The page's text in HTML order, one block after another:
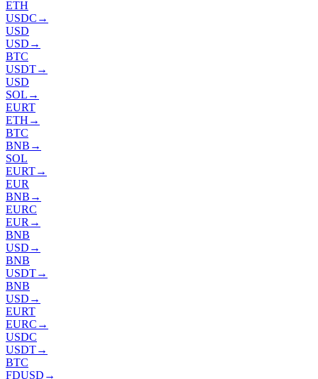
ETH
USDC →
USD
USD →
BTC
USDT→
USD
SOL →
EURT
ETH →
BTC
BNB →
SOL
EURT→
EUR
BNB →
EURC
EUR →
BNB
USD →
BNB
USDT→
BNB
USD →
EURT
EURC →
USDC
USDT→
BTC
FDUSD →